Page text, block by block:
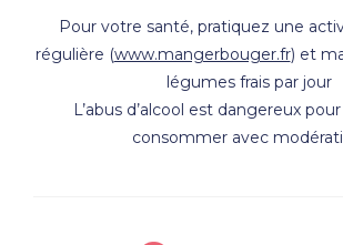
Pour votre santé, pratiquez une
régulière (www.mangerbouger.fr) et
légumes frais par jour
L’abus d’alcool est dangereux
consommer avec